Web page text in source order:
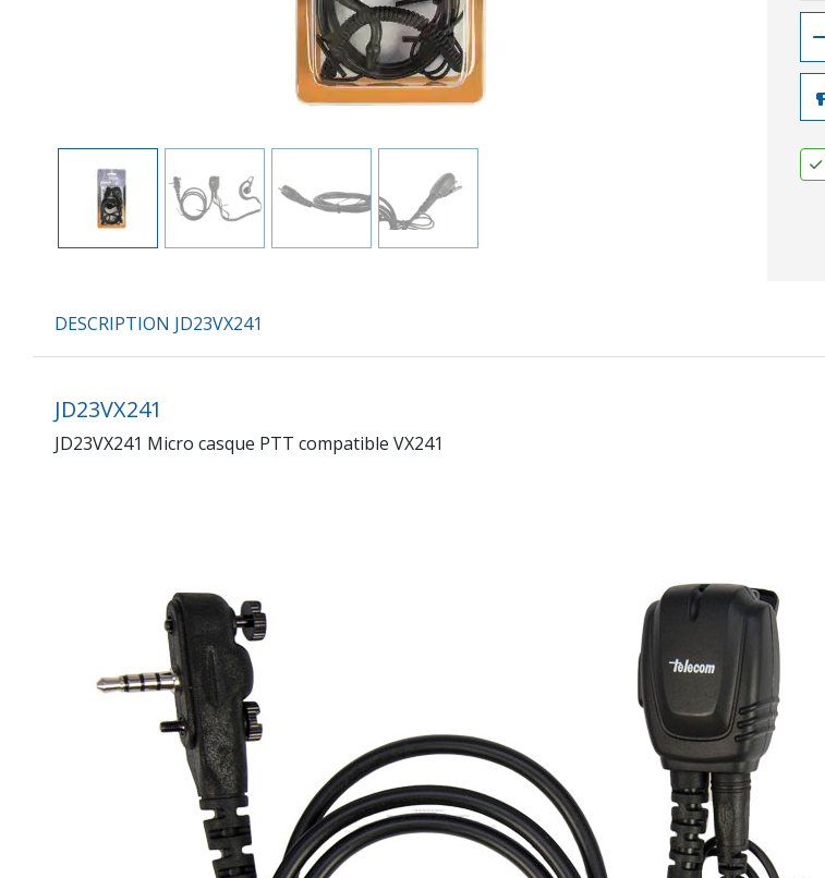
DESCRIPTION JD23VX241
JD23VX241
JD23VX241 Micro casque PTT compatible VX241